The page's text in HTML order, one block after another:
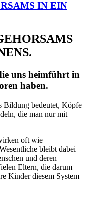
IN EIN
uns heimführt in
haben.
Bildung bedeutet, Köpfe
die man nur mit
oft wie
bleibt dabei
und deren
Eltern, die darum
Kinder diesem System